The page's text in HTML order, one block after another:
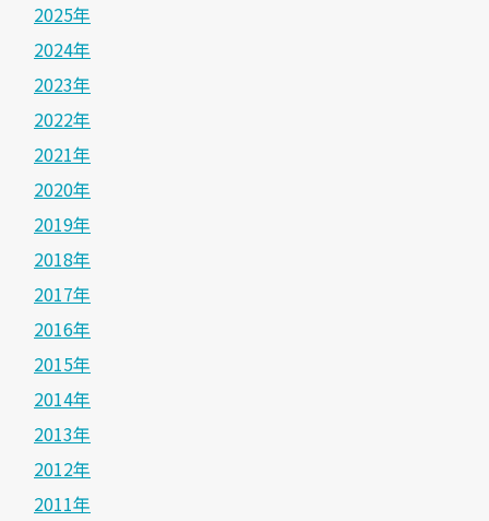
2025年
2024年
2023年
2022年
2021年
2020年
2019年
2018年
2017年
2016年
2015年
2014年
2013年
2012年
2011年